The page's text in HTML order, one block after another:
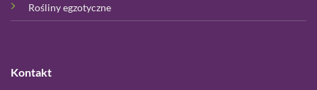
Rośliny egzotyczne
Kontakt